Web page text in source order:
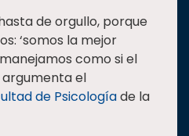
de orgullo, porque
‘somos la mejor
como si el
el
de Psicologíade la